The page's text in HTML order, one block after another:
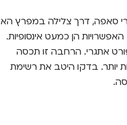
סאפה, דרך צלילה במפרץ הא
הן כמעט אינסופיות.
אתגרי. הרחבה זו תכסה
יותר. בדקו היטב את רשימת